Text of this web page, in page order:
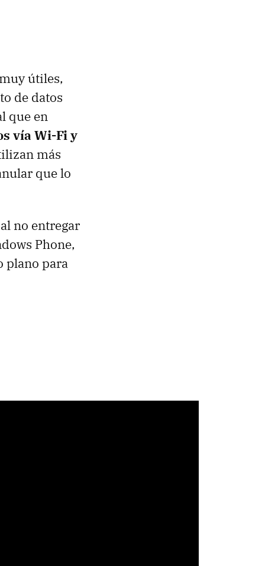
útiles,
de datos
que en
vía Wi-Fi y
más
que lo
no entregar
Phone,
plano para